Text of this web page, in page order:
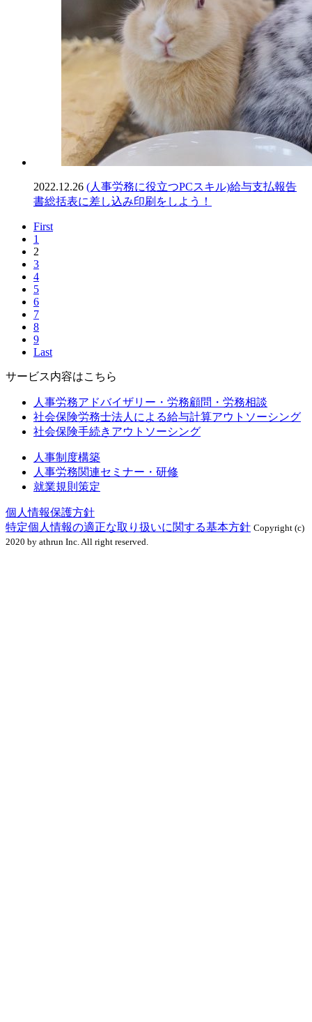
2022.12.26 (人事労務に役立つPCスキル)給与支払報告
書総括表に差し込み印刷をしよう！
First
1
2
3
4
5
6
7
8
9
Last
サービス内容はこちら
人事労務アドバイザリー・労務顧問・労務相談
社会保険労務士法人による給与計算アウトソーシング
社会保険手続きアウトソーシング
人事制度構築
人事労務関連セミナー・研修
就業規則策定
個人情報保護方針
特定個人情報の適正な取り扱いに関する基本方針 Copyright (c)
2020 by athrun Inc. All right reserved.